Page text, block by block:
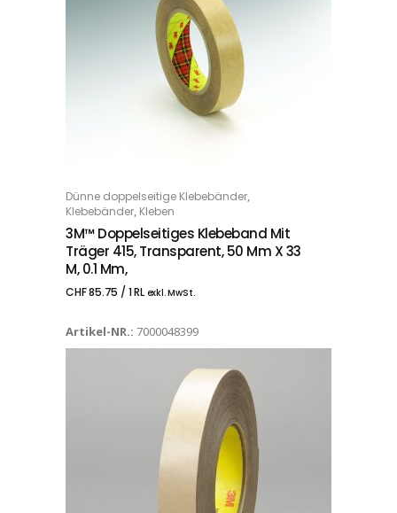
IN DEN WARENKORB
Dünne doppelseitige Klebebänder,
Klebebänder, Kleben
3M™ Doppelseitiges Klebeband Mit
Träger 415, Transparent, 50 Mm X 33
M, 0.1 Mm,
CHF85.75 / 1 RL exkl. MwSt.
Artikel-NR.: 7000048399